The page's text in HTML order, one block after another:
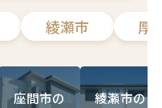
ありましたら
お願いいたし
綾瀬市 厚
座間市の
綾瀬市の